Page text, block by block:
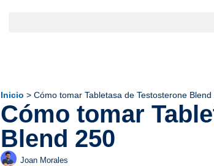
Inicio > Cómo tomar Tabletasa de Testosterone Blend
Cómo tomar
Blend 250
Joan Morales